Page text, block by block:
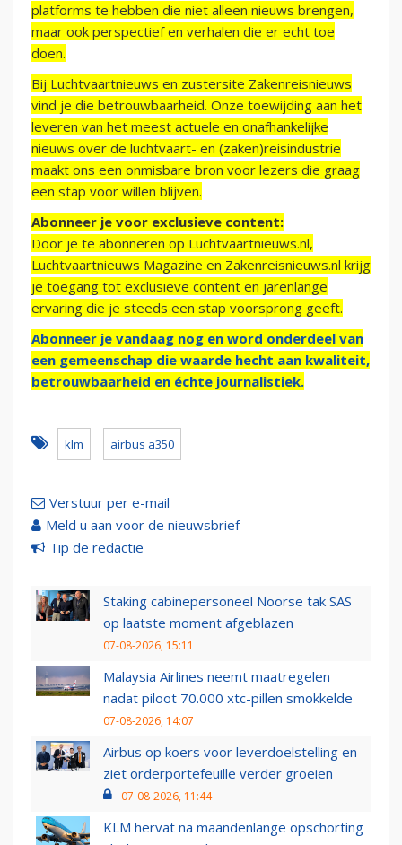
platforms te hebben die niet alleen nieuws brengen,
maar ook perspectief en verhalen die er echt toe
doen.
Bij Luchtvaartnieuws en zustersite Zakenreisnieuws
vind je die betrouwbaarheid. Onze toewijding aan het
leveren van het meest actuele en onafhankelijke
nieuws over de luchtvaart- en (zaken)reisindustrie
maakt ons een onmisbare bron voor lezers die graag
een stap voor willen blijven.
Abonneer je voor exclusieve content:
Door je te abonneren op Luchtvaartnieuws.nl,
Luchtvaartnieuws Magazine en Zakenreisnieuws.nl krijg
je toegang tot exclusieve content en jarenlange
ervaring die je steeds een stap voorsprong geeft.
Abonneer je vandaag nog en word onderdeel van
een gemeenschap die waarde hecht aan kwaliteit,
betrouwbaarheid en échte journalistiek.
klm airbus a350
Verstuur per e-mail
Meld u aan voor de nieuwsbrief
Tip de redactie
Staking cabinepersoneel Noorse tak SAS
op laatste moment afgeblazen
07-08-2026, 15:11
Malaysia Airlines neemt maatregelen
nadat piloot 70.000 xtc-pillen smokkelde
07-08-2026, 14:07
Airbus op koers voor leverdoelstelling en
ziet orderportefeuille verder groeien
07-08-2026, 11:44
KLM hervat na maandenlange opschorting